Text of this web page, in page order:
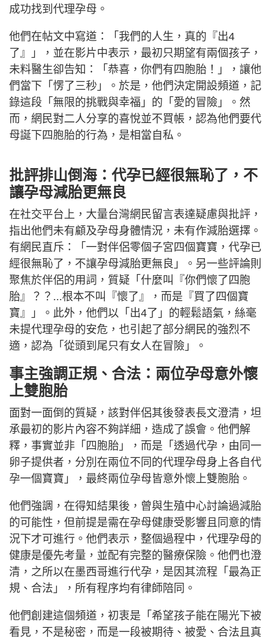
成功找到代理孕母。
他們在帖文中寫道：「我們的人生，真的『出4
了』」，並在影片中表示，最初只期望有兩個孩子，
未料醫生卻告知：「恭喜，你們有四胞胎！」，讓他
們當下「愣了三秒」。於是，他們決定開設頻道，記
錄這段「無限的挑戰與幸福」的「愛的冒險」。然
而，網民對二人分享的喜悅並不買帳，認為他們要代
母誕下四胞胎的行為，是相當自私。
批評排山倒海：代孕已經很無恥了，不
讓孕母減胎更無良
在社交平台上，大量台灣網民留言表達疑慮與批評，
指出他們未有顧及孕母身體情況，未有作減胎選擇。
有網民直斥：「一對伴侶零個子宮四個寶寶，代孕已
經很無恥了，不讓孕母減胎更無良」。另一些評論則
聚焦於伴侶的用詞，質疑「什麼叫『你們懷了四胞
胎』？？...根本不叫『懷了』，而是『買了四個寶
寶』」。此外，他們以「出4了」的輕鬆語氣，絲毫
未提代理孕母的安危，也引起了部分網民的強烈不
適，認為「從頭到尾只有女人在冒險」。
事主強調正規、合法：兩位孕母意外懷
上雙胞胎
面對一面倒的質疑，該對伴侶其後發表長文澄清，坦
承最初的影片內容不夠詳細，造成了誤會。他們解
釋，事實並非「四胞胎」，而是「透過代孕，由同一
卵子提供者，分別在兩位不同的代理孕母身上各自代
孕一個寶寶」，最終兩位孕母皆意外懷上雙胞胎。
他們強調，在得知結果後，曾與生殖中心討論過減胎
的可能性，但前提是需在孕母健康受影響且同意的情
況下才可進行。他們表示，整個過程中，代理孕母的
健康是優先考量，並配有完整的醫療保險。他們也澄
清，之所以在墨西哥進行代孕，是因其流程「最為正
規、合法」，所有程序均有律師陪同。
他們創建這個頻道，初衷是「希望孩子能在陽光下被
看見，不是秘密，而是一段被期待、被愛、合法且真